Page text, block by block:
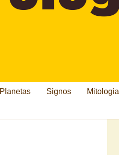
Planetas Signos Mitologia